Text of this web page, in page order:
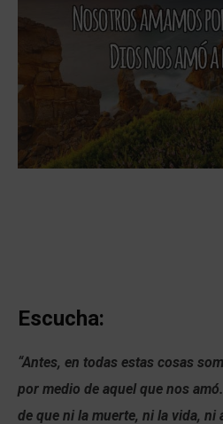
Escucha:
“Antes, en todas estas cosas
por medio de aquel que nos
de que ni la muerte, ni la vida, ni